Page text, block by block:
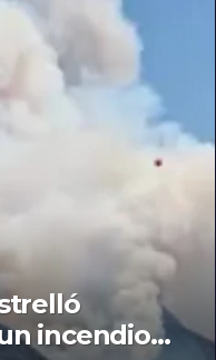
incendio